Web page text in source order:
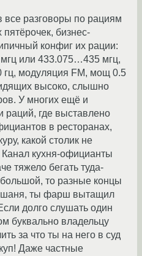
все разговоры по рациям
пятёрочек, бизнес-
конфиг их рации:
или 433.075…435 мгц,
гц, модуляция FM, мощ 0.5
высоко, слышно
У многих ещё и
раций, где выставлено
в ресторанах,
какой столик не
Канал кухня-официанты
тяжело бегать туда-
то разные концы
ты фарш вытащил
долго слушать один
буквально владельцу
за что ты на него в суд
Даже частные